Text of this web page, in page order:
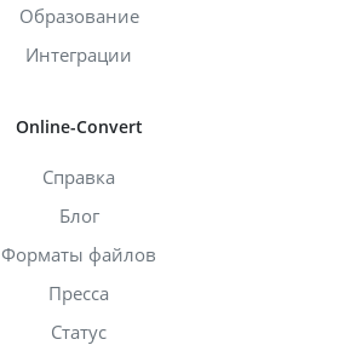
Образование
Интеграции
Online-Convert
Справка
Блог
Форматы файлов
Пресса
Статус